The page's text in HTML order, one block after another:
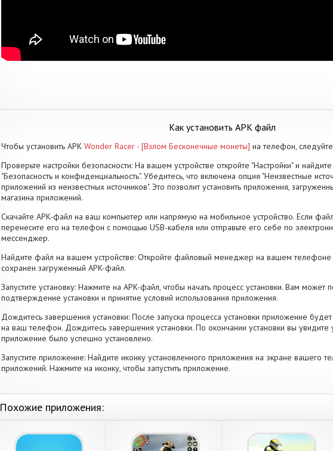
Как установить APK файл
Чтобы установить APK Wonder Racer - [Взлом Бесконечные монеты] на телефон,
Проверьте настройки безопасности: На вашем устройстве откройте "Настройки" и
"Безопасность и конфиденциальность". Убедитесь, что включена опция "Неизвестные
приложений из неизвестных источников". Это позволит установить приложения,
магазина приложений.
Скачайте APK-файл на ваш компьютер или напрямую на мобильное устройство. Если
перенесите его на телефон с помощью USB-кабеля или отправьте его себе по
мессенджер.
Найдите файл на вашем устройстве: Откройте файловый менеджер на вашем телефоне
сохранен загруженный APK-файл.
Запустите установку: Нажмите на APK-файл, чтобы начать процесс установки. Вам может
подтверждение установки и принятие условий использования приложения.
Дождитесь завершения установки: После запуска процесса установки приложение будет
на ваш телефон. Дождитесь завершения установки. По окончании установки вы
приложение было успешно установлено.
Запустите приложение: Найдите иконку установленного приложения на экране вашего
приложений. Нажмите на иконку, чтобы запустить приложение.
Похожие приложения: